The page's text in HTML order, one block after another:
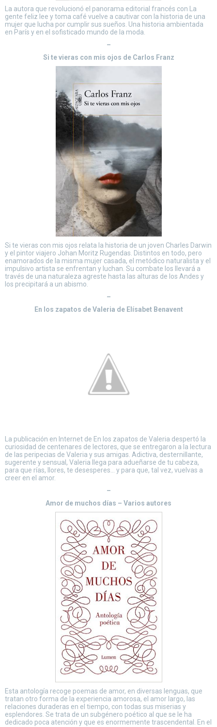
La autora que revolucionó el panorama editorial francés con La
gente feliz lee y toma café vuelve a cautivar con la historia de una
mujer que lucha por cumplir sus sueños. Una historia ambientada
en París y en el sofisticado mundo de la moda.
–
Si te vieras con mis ojos de Carlos Franz
Si te vieras con mis ojos relata la historia de un joven Charles Darwin
y el pintor viajero Johan Moritz Rugendas. Distintos en todo, pero
enamorados de la misma mujer casada, el metódico naturalista y el
impulsivo artista se enfrentan y luchan. Su combate los llevará a
través de una naturaleza agreste hasta las alturas de los Andes y
los precipitará a un abismo.
–
En los zapatos de Valeria de Elísabet Benavent
La publicación en Internet de En los zapatos de Valeria despertó la
curiosidad de centenares de lectores, que se entregaron a la lectura
de las peripecias de Valeria y sus amigas. Adictiva, desternillante,
sugerente y sensual, Valeria llega para adueñarse de tu cabeza,
para que rías, llores, te desesperes… y para que, tal vez, vuelvas a
creer en el amor.
–
Amor de muchos días – Varios autores
Esta antología recoge poemas de amor, en diversas lenguas, que
tratan otro forma de la experiencia amorosa, el amor largo, las
relaciones duraderas en el tiempo, con todas sus miserias y
esplendores. Se trata de un subgénero poético al que se le ha
dedicado poca atención y que es enormemente trascendental. En el